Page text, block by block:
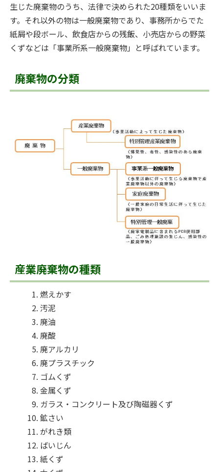
生じた廃棄物のうち、法律で決められた20種類をいいま
す。それ以外の物は一般廃棄物であり、事務所からでた
紙屑や段ボール、飲食店からの残飯、小売店からの野菜
くずなどは「事業所系一般廃棄物」と呼ばれています。
廃棄物の分類
産業廃棄物の種類
燃えかす
汚泥
廃油
廃酸
廃アルカリ
廃プラスチック
ゴムくず
金属くず
ガラス・コンクリート及び陶磁器くず
鉱さい
がれき類
ばいじん
紙くず